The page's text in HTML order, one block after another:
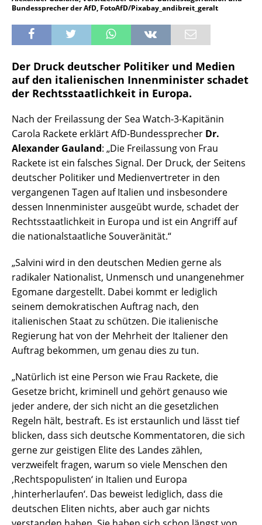
Bundessprecher der AfD, FotoAfD/Pixabay_andibreit_geralt
Der Druck deutscher Politiker und Medien
auf den italienischen Innenminister schadet
der Rechtsstaatlichkeit in Europa.
Nach der Freilassung der Sea Watch-3-Kapitänin
Carola Rackete erklärt AfD-Bundessprecher Dr.
Alexander Gauland: „Die Freilassung von Frau
Rackete ist ein falsches Signal. Der Druck, der Seitens
deutscher Politiker und Medienvertreter in den
vergangenen Tagen auf Italien und insbesondere
dessen Innenminister ausgeübt wurde, schadet der
Rechtsstaatlichkeit in Europa und ist ein Angriff auf
die nationalstaatliche Souveränität.“
„Salvini wird in den deutschen Medien gerne als
radikaler Nationalist, Unmensch und unangenehmer
Egomane dargestellt. Dabei kommt er lediglich
seinem demokratischen Auftrag nach, den
italienischen Staat zu schützen. Die italienische
Regierung hat von der Mehrheit der Italiener den
Auftrag bekommen, um genau dies zu tun.
„Natürlich ist eine Person wie Frau Rackete, die
Gesetze bricht, kriminell und gehört genauso wie
jeder andere, der sich nicht an die gesetzlichen
Regeln hält, bestraft. Es ist erstaunlich und lässt tief
blicken, dass sich deutsche Kommentatoren, die sich
gerne zur geistigen Elite des Landes zählen,
verzweifelt fragen, warum so viele Menschen den
‚Rechtspopulisten‘ in Italien und Europa
‚hinterherlaufen‘. Das beweist lediglich, dass die
deutschen Eliten nichts, aber auch gar nichts